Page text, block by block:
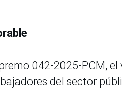
042-2025-PCM,
del sector